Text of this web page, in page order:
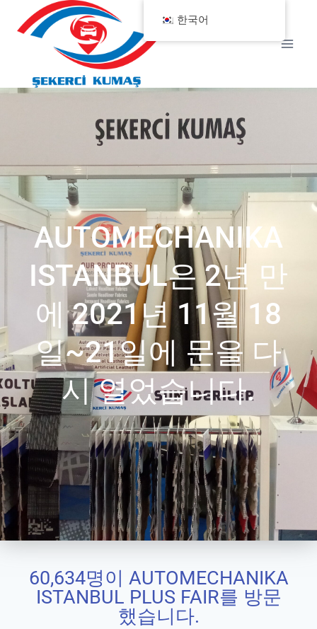
AUTOMECHANIKA
ISTANBUL은 2년 만
에 2021년 11월 18
일~21일에 문을 다
시 열었습니다.
60,634명이 AUTOMECHANIKA
ISTANBUL PLUS FAIR를 방문
했습니다.
한국어